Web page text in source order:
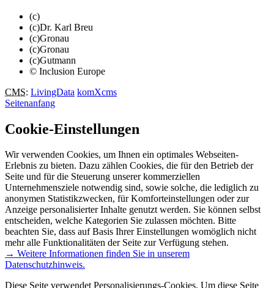
(c)
(c)Dr. Karl Breu
(c)Gronau
(c)Gronau
(c)Gutmann
© Inclusion Europe
CMS: LivingData komXcms
Seitenanfang
Cookie-Einstellungen
Wir verwenden Cookies, um Ihnen ein optimales Webseiten-
Erlebnis zu bieten. Dazu zählen Cookies, die für den Betrieb der
Seite und für die Steuerung unserer kommerziellen
Unternehmensziele notwendig sind, sowie solche, die lediglich zu
anonymen Statistikzwecken, für Komforteinstellungen oder zur
Anzeige personalisierter Inhalte genutzt werden. Sie können selbst
entscheiden, welche Kategorien Sie zulassen möchten. Bitte
beachten Sie, dass auf Basis Ihrer Einstellungen womöglich nicht
mehr alle Funktionalitäten der Seite zur Verfügung stehen.
→ Weitere Informationen finden Sie in unserem
Datenschutzhinweis.
Diese Seite verwendet Personalisierungs-Cookies. Um diese Seite